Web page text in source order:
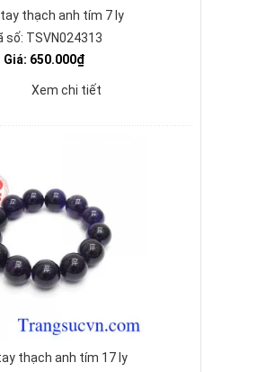
thạch anh tím 7 ly
số: TSVN024313
Giá: 650.000₫
Xem chi tiết
thạch anh tím 17 ly